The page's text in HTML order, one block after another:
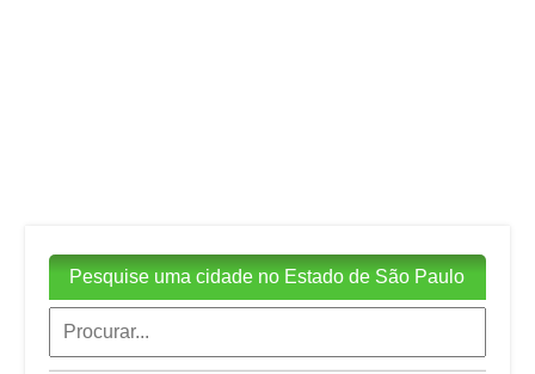
Pesquise uma cidade no Estado de São Paulo